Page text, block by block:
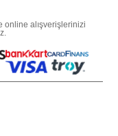
online alışverişlerinizi